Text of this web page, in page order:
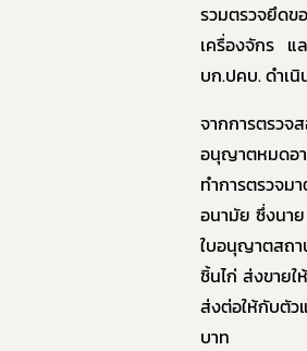
รวมตรวจยึด
เครื่องจักร แ
บก.ปคบ. ดำเ
จากการตรวจ
อนุญาตหมดอ
ทำการตรวจ
อนามัย ซึ่งนาย
ใบอนุญาตสถ
ชิ้นไก่ ส่งขายใ
ส่งต่อให้กับตัว
บาท